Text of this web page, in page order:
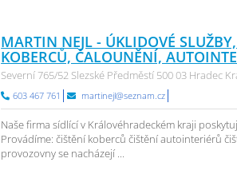
MARTIN NEJL - ÚKLIDOVÉ
KOBERCŮ, ČALOUNĚNÍ,
Severní 765/52 Slezské Předměstí 500 03 Hradec
603 467 761 martinejl@seznam.cz
Naše firma sídlící v Královéhradeckém kraji
Provádíme: čištění koberců čištění autointeriérů
provozovny se nacházejí ...